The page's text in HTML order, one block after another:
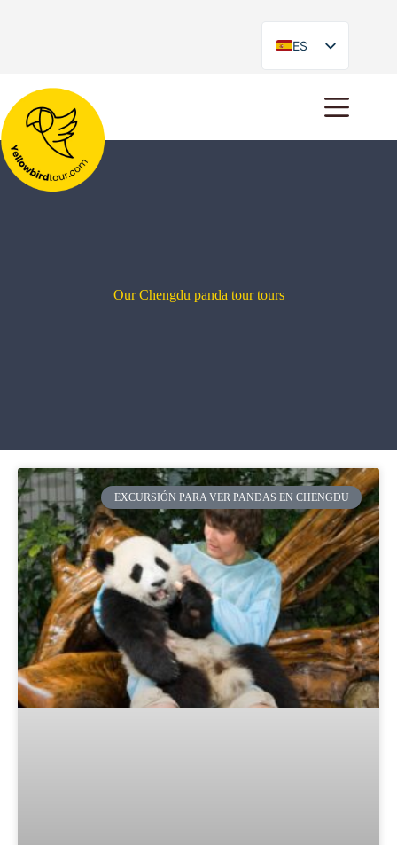
ES
EN
Our Chengdu panda tour tours
EXCURSIÓN PARA VER PANDAS EN CHENGDU